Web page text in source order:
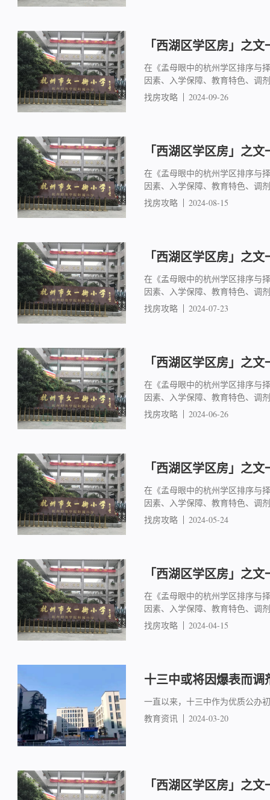
「西湖区学区房」之
在《孟母眼中的杭州学区排序与
因素、入学保障、教育特色、调
找房攻略
2024-09-26
「西湖区学区房」之
在《孟母眼中的杭州学区排序与
因素、入学保障、教育特色、调
找房攻略
2024-08-15
「西湖区学区房」之
在《孟母眼中的杭州学区排序与
因素、入学保障、教育特色、调
找房攻略
2024-07-23
「西湖区学区房」之
在《孟母眼中的杭州学区排序与
因素、入学保障、教育特色、调
找房攻略
2024-06-26
「西湖区学区房」之
在《孟母眼中的杭州学区排序与
因素、入学保障、教育特色、调
找房攻略
2024-05-24
「西湖区学区房」之
在《孟母眼中的杭州学区排序与
因素、入学保障、教育特色、调
找房攻略
2024-04-15
十三中或将因爆表而调
一直以来，十三中作为优质公办
教育资讯
2024-03-20
「西湖区学区房」之